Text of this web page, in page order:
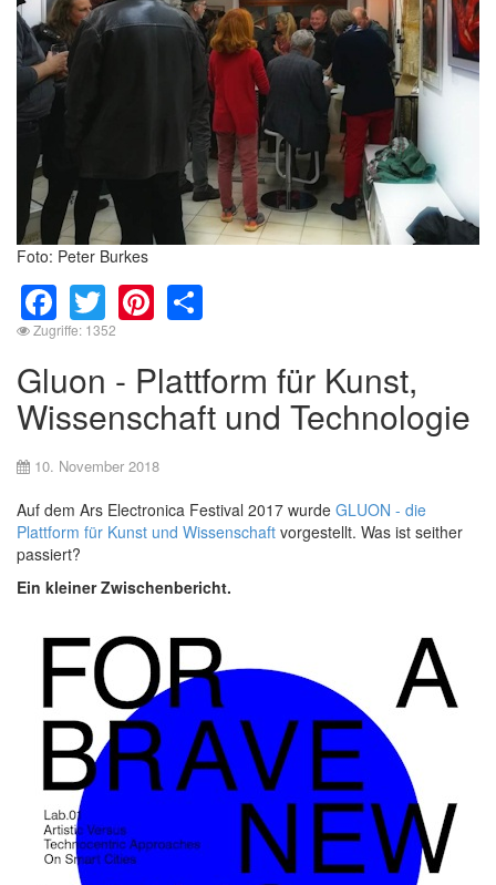
Foto: Peter Burkes
Facebook
TwitterPinterest
Zugriffe: 1352
Gluon - Plattform für Kunst,
Wissenschaft und Technologie
10. November 2018
Auf dem Ars Electronica Festival 2017 wurde GLUON - die
Plattform für Kunst und Wissenschaft vorgestellt. Was ist seither
passiert?
Ein kleiner Zwischenbericht.